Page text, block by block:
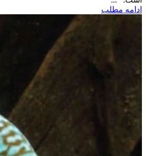
ادامه مطلب